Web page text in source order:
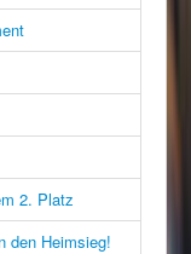
2. Platz
den Heimsieg!